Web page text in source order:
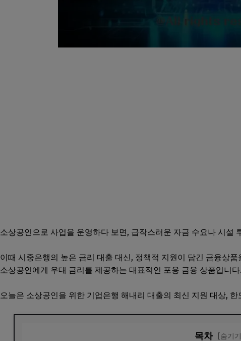
소상공인으로 사업을 운영하다 보면, 급작스러운 자금 수요나 시설
이때 시중은행의 높은 금리 대출 대신, 정책적 지원이 담긴 금융상
소상공인에게 우대 금리를 제공하는 대표적인 포용 금융 상품입니다.
오늘은 소상공인을 위한 기업은행 해내리 대출의 최신 지원 대상,
목차 [숨기기]